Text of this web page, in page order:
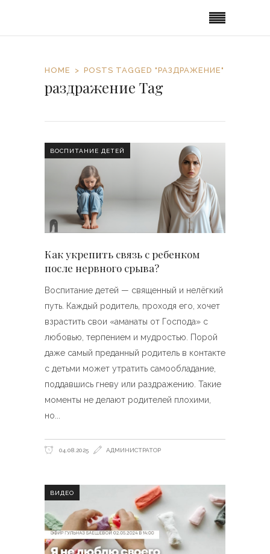
HOME POSTS TAGGED "РАЗДРАЖЕНИЕ"
раздражение Tag
ВОСПИТАНИЕ ДЕТЕЙ
Как укрепить связь с ребенком
после нервного срыва?
Воспитание детей — священный и нелёгкий
путь. Каждый родитель, проходя его, хочет
взрастить свои «аманаты от Господа» с
любовью, терпением и мудростью. Порой
даже самый преданный родитель в контакте
с детьми может утратить самообладание,
поддавшись гневу или раздражению. Такие
моменты не делают родителей плохими,
но
04.08.2025 АДМИНИСТРАТОР
ВИДЕО